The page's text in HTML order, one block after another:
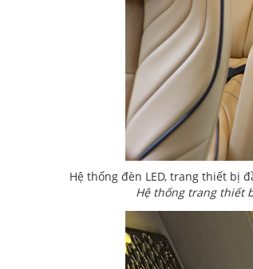
Hệ thống đèn LED, trang thiết bị
Hệ thống trang thiết